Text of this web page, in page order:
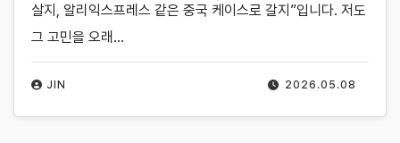
2026.05.08
JIN
살지, 알리익스프레스 같은 중국 케이스로 갈지”입니다. 저도
그 고민을 오래…